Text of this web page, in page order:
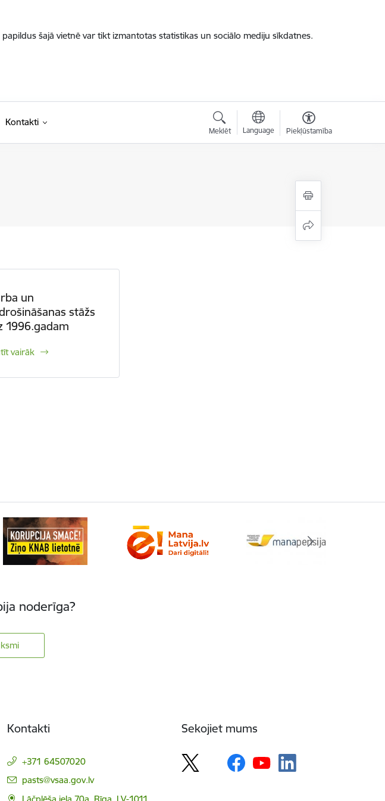
šajā vietnē var tikt izmantotas statistikas un sociālo mediju sīkdatnes.
Kontakti
Meklēt Language Piekļūstamība
un
stāžs
1996.gadam
vairāk
noderīga?
Kontakti
+371 64507020
E-pasts:
pasts@vsaa.gov.lv
Sekojiet mums